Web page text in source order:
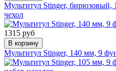
Мультитул Stinger, бирюзовый,
чехол
1315 руб
В корзину
Мультитул Stinger, 140 мм, 9